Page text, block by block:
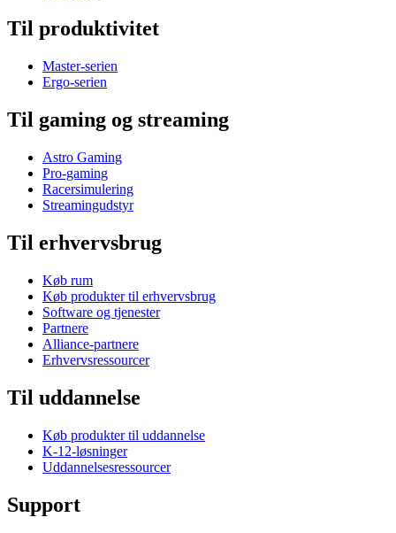
Til produktivitet
Master-serien
Ergo-serien
Til gaming og streaming
Astro Gaming
Pro-gaming
Racersimulering
Streamingudstyr
Til erhvervsbrug
Køb rum
Køb produkter til erhvervsbrug
Software og tjenester
Partnere
Alliance-partnere
Erhvervsressourcer
Til uddannelse
Køb produkter til uddannelse
K-12-løsninger
Uddannelsesressourcer
Support